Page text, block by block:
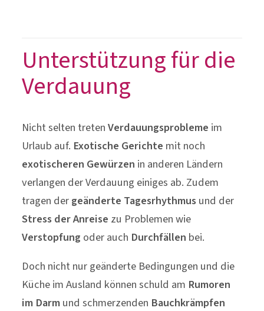
Unterstützung für die
Verdauung
Nicht selten tretenVerdauungsprobleme im
Urlaub auf. Exotische Gerichte mit noch
exotischeren Gewürzen in anderen Ländern
verlangen der Verdauung einiges ab. Zudem
tragen dergeänderte Tagesrhythmus und der
Stress der Anreise zu Problemen wie
Verstopfung oder auch Durchfällen bei.
Doch nicht nur geänderte Bedingungen und die
Küche im Ausland können schuld am Rumoren
im Darmund schmerzenden Bauchkrämpfen